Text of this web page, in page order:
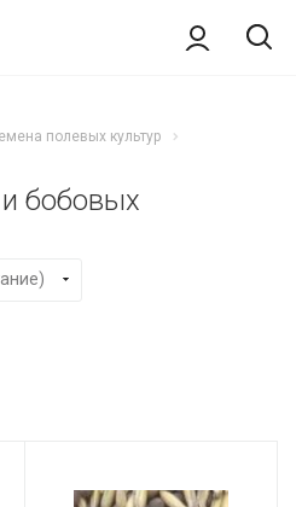
полевых культур
бобовых